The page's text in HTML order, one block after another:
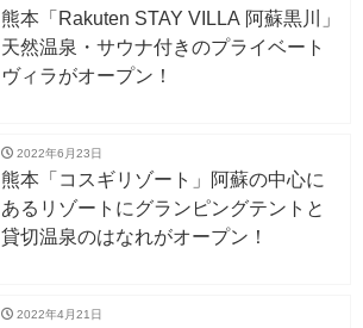
熊本「Rakuten STAY VILLA 阿蘇黒川」
天然温泉・サウナ付きのプライベート
ヴィラがオープン！
2022年6月23日
熊本「コスギリゾート」阿蘇の中心に
あるリゾートにグランピングテントと
貸切温泉のはなれがオープン！
2022年4月21日